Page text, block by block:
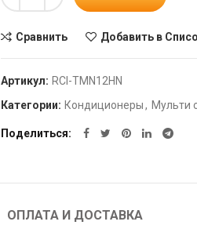
Сравнить Добавить в
Артикул: RCI-TMN12HN
Категории: Кондиционеры, Мульти
Поделиться
ОПЛАТА И ДОСТАВКА